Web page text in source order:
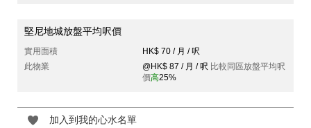
堅尼地城放盤平均呎價
實用面積
HK$ 70 / 月 / 呎
此物業
@HK$ 87 / 月 / 呎 比較同區放盤平均呎
價高25%
加入到我的心水名單